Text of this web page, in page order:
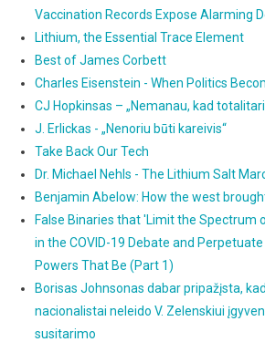
Vaccination Records Expose Alarming
Lithium, the Essential Trace Element
Best of James Corbett
Charles Eisenstein - When Politics
CJ Hopkinsas – „Nemanau, kad
J. Erlickas - „Nenoriu būti kareivis“
Take Back Our Tech
Dr. Michael Nehls - The Lithium Salt
Benjamin Abelow: How the west
False Binaries that 'Limit the Spectrum
in the COVID-19 Debate and
Powers That Be (Part 1)
Borisas Johnsonas dabar pripažįsta,
nacionalistai neleido V. Zelenskiui
susitarimo